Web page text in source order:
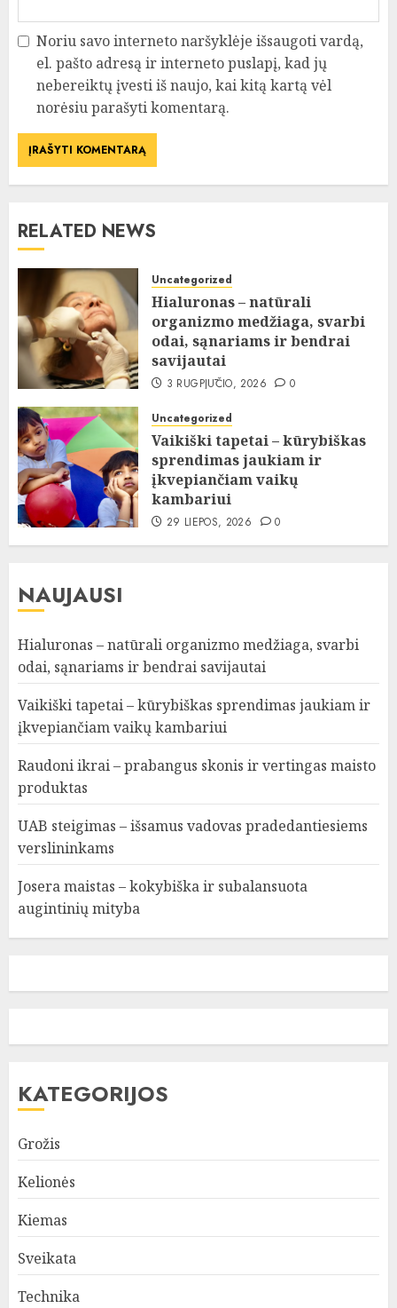
Noriu savo interneto naršyklėje išsaugoti vardą,
el. pašto adresą ir interneto puslapį, kad jų
nebereiktų įvesti iš naujo, kai kitą kartą vėl
norėsiu parašyti komentarą.
RELATED NEWS
Uncategorized
Hialuronas – natūrali
organizmo medžiaga, svarbi
odai, sąnariams ir bendrai
savijautai
3 RUGPJŪČIO, 2026 0
Uncategorized
Vaikiški tapetai – kūrybiškas
sprendimas jaukiam ir
įkvepiančiam vaikų
kambariui
29 LIEPOS, 2026 0
NAUJAUSI
Hialuronas – natūrali organizmo medžiaga, svarbi
odai, sąnariams ir bendrai savijautai
Vaikiški tapetai – kūrybiškas sprendimas jaukiam ir
įkvepiančiam vaikų kambariui
Raudoni ikrai – prabangus skonis ir vertingas maisto
produktas
UAB steigimas – išsamus vadovas pradedantiesiems
verslininkams
Josera maistas – kokybiška ir subalansuota
augintinių mityba
KATEGORIJOS
Grožis
Kelionės
Kiemas
Sveikata
Technika